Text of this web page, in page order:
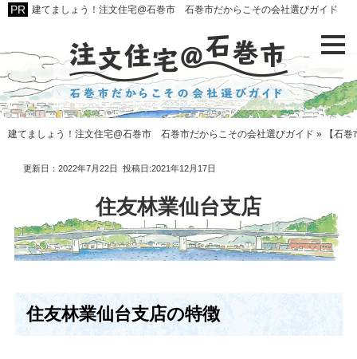
建てましょう！注文住宅@石巻市 石巻市だからこその会社選びガイド
建てましょう！注文住宅@石巻市 石巻市だからこその会社選びガイド » 【石
更新日：2022年7月22日 投稿日:2021年12月17日
住友林業仙台支店
住友林業仙台支店の特徴